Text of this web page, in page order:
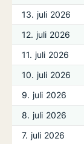
13. juli 2026
12. juli 2026
11. juli 2026
10. juli 2026
9. juli 2026
8. juli 2026
7. juli 2026